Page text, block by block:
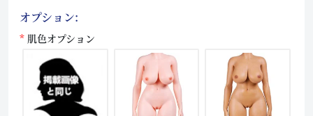
オプション:
肌色オプション